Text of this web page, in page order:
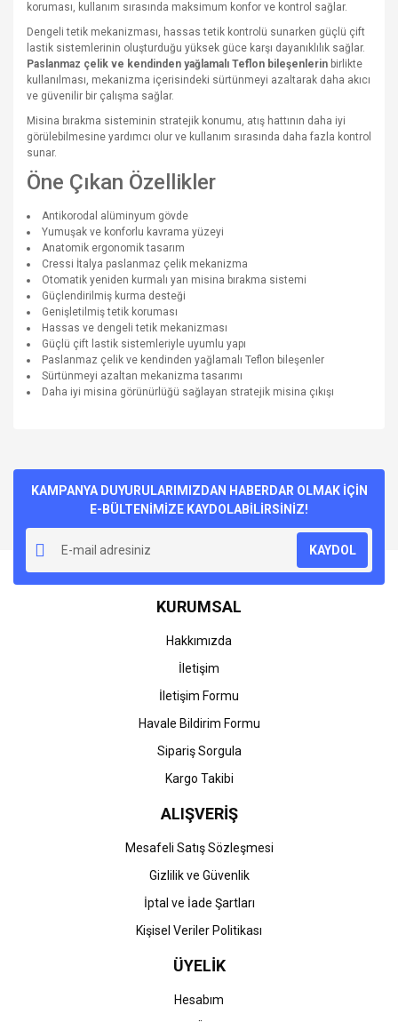
koruması, kullanım sırasında maksimum konfor ve kontrol sağlar.
Dengeli tetik mekanizması, hassas tetik kontrolü sunarken güçlü çift
lastik sistemlerinin oluşturduğu yüksek güce karşı dayanıklılık sağlar.
Paslanmaz çelik ve kendinden yağlamalı Teflon bileşenlerin birlikte
kullanılması, mekanizma içerisindeki sürtünmeyi azaltarak daha akıcı
ve güvenilir bir çalışma sağlar.
Misina bırakma sisteminin stratejik konumu, atış hattının daha iyi
görülebilmesine yardımcı olur ve kullanım sırasında daha fazla kontrol
sunar.
Öne Çıkan Özellikler
Antikorodal alüminyum gövde
Yumuşak ve konforlu kavrama yüzeyi
Anatomik ergonomik tasarım
Cressi İtalya paslanmaz çelik mekanizma
Otomatik yeniden kurmalı yan misina bırakma sistemi
Güçlendirilmiş kurma desteği
Genişletilmiş tetik koruması
Hassas ve dengeli tetik mekanizması
Güçlü çift lastik sistemleriyle uyumlu yapı
Paslanmaz çelik ve kendinden yağlamalı Teflon bileşenler
Sürtünmeyi azaltan mekanizma tasarımı
Daha iyi misina görünürlüğü sağlayan stratejik misina çıkışı
Yorum Yaz
kullanarak tarafımıza iletebilirsiniz.
Görüş ve önerileriniz için teşekkür ederiz.
Ürün resmi kalitesiz, bozuk veya görüntülenemiyor.
Ürün açıklamasında eksik bilgiler bulunuyor.
Ürün bilgilerinde hatalar bulunuyor.
Ürün fiyatı diğer sitelerden daha pahalı.
Gönder
KAMPANYA DUYURULARIMIZDAN HABERDAR OLMAK İÇİN
E-BÜLTENİMİZE KAYDOLABİLİRSİNİZ!
KAYDOL
KURUMSAL
Hakkımızda
İletişim
İletişim Formu
Havale Bildirim Formu
Sipariş Sorgula
Kargo Takibi
ALIŞVERİŞ
Mesafeli Satış Sözleşmesi
Gizlilik ve Güvenlik
İptal ve İade Şartları
Kişisel Veriler Politikası
ÜYELİK
Hesabım